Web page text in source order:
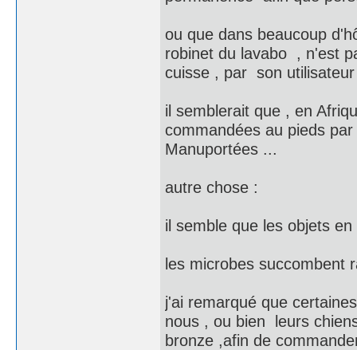
ou que dans beaucoup
robinet du lavabo , n'est
cuisse , par son
il semblerait que , en
commandées au pieds
Manuportées ...
autre chose :
il semble que les objets
les microbes succombent
j'ai remarqué que
nous , ou bien leurs
bronze ,afin de